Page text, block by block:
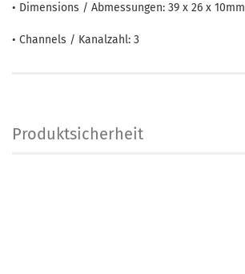
• Dimensions / Abmessungen: 39 x 26 x 10mm
• Channels / Kanalzahl: 3
Produktsicherheit